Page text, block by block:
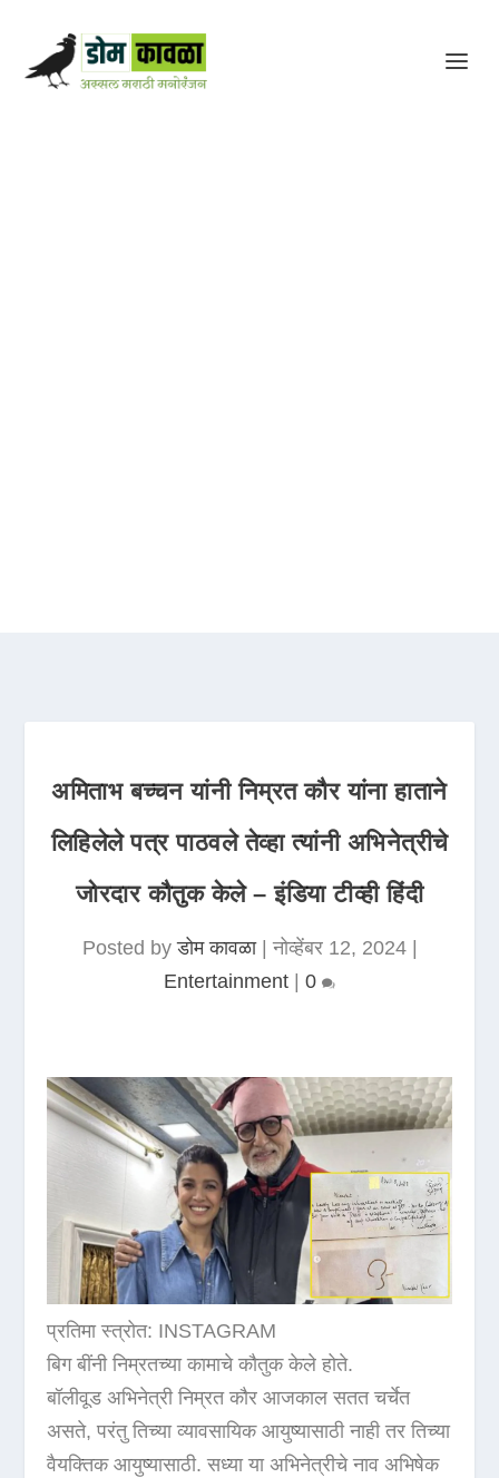
अमिताभ बच्चन यांनी निम्रत कौर यांना हाताने
लिहिलेले पत्र पाठवले तेव्हा त्यांनी अभिनेत्रीचे
जोरदार कौतुक केले – इंडिया टीव्ही हिंदी
Posted byडोम कावळा|नोव्हेंबर 12, 2024|
Entertainment
0
प्रतिमा स्त्रोत: INSTAGRAM
बिग बींनी निम्रतच्या कामाचे कौतुक केले होते.
बॉलीवूड अभिनेत्री निम्रत कौर आजकाल सतत चर्चेत
असते, परंतु तिच्या व्यावसायिक आयुष्यासाठी नाही तर तिच्या
वैयक्तिक आयुष्यासाठी. सध्या या अभिनेत्रीचे नाव अभिषेक